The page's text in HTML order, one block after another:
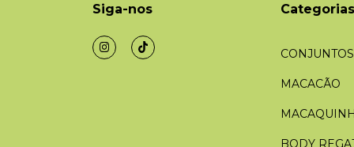
Siga-nos Categorias
CONJUNTOS
MACACÃO
BODY